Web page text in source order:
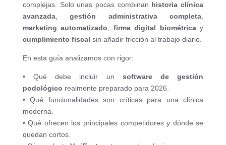
complejas. Solo unas pocas combinan historia clínica
avanzada,gestión administrativa completa,
marketing automatizado, firma digital biométricay
cumplimiento fiscal sin añadir fricción al trabajo diario.
En esta guía analizamos con rigor:
• Qué debe incluir un software de gestión
podológico realmente preparado para 2026.
• Qué funcionalidades son críticas para una clínica
moderna.
• Qué ofrecen los principales competidores y dónde se
quedan cortos.